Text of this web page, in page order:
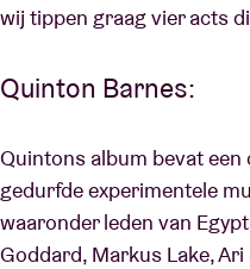
wij tippen graag vier acts
Quinton Barnes:
Quintons album bevat een
gedurfde experimentele
waaronder leden van
Goddard, Markus Lake,